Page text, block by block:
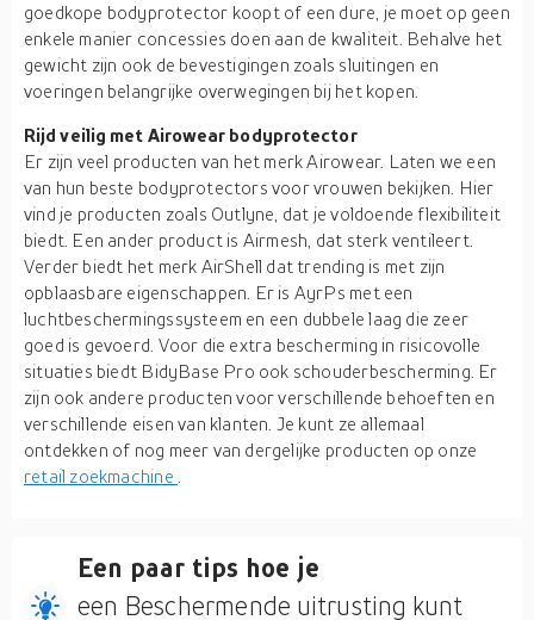
goedkope bodyprotector koopt of een dure, je moet op geen
enkele manier concessies doen aan de kwaliteit. Behalve het
gewicht zijn ook de bevestigingen zoals sluitingen en
voeringen belangrijke overwegingen bij het kopen.
Rijd veilig met Airowear bodyprotector
Er zijn veel producten van het merk Airowear. Laten we een
van hun beste bodyprotectors voor vrouwen bekijken. Hier
vind je producten zoals Outlyne, dat je voldoende flexibiliteit
biedt. Een ander product is Airmesh, dat sterk ventileert.
Verder biedt het merk AirShell dat trending is met zijn
opblaasbare eigenschappen. Er is AyrPs met een
luchtbeschermingssysteem en een dubbele laag die zeer
goed is gevoerd. Voor die extra bescherming in risicovolle
situaties biedt BidyBase Pro ook schouderbescherming. Er
zijn ook andere producten voor verschillende behoeften en
verschillende eisen van klanten. Je kunt ze allemaal
ontdekken of nog meer van dergelijke producten op onze
retail zoekmachine
Een paar tips hoe je
een Beschermende uitrusting kunt